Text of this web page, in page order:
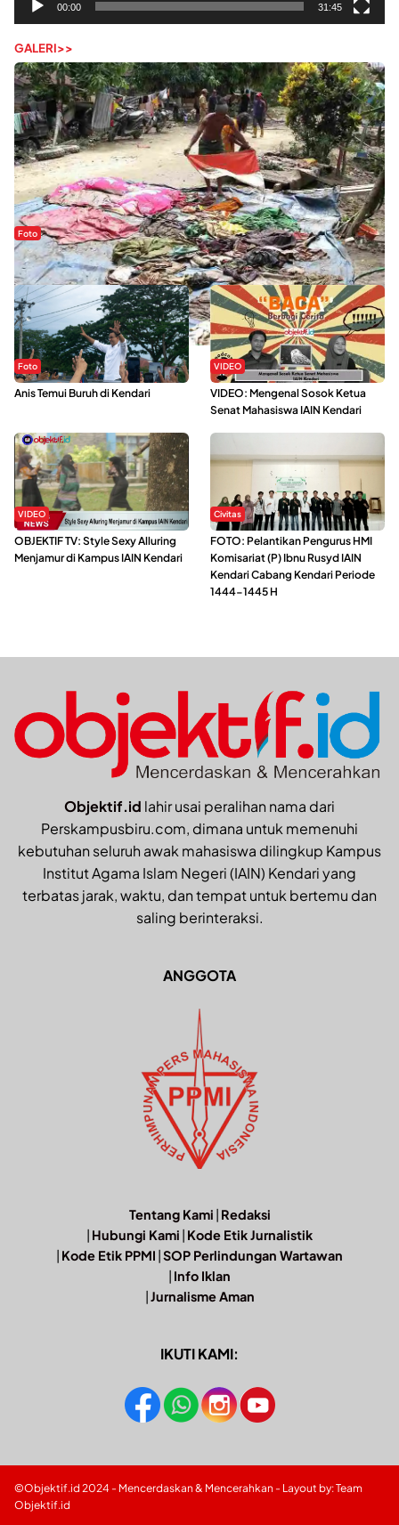
00:00 31:45
GALERI>>
Foto
Sejak Banjir Bandang, Warga Butuhkan Air Bersih
Foto
Anis Temui Buruh di Kendari
VIDEO
VIDEO: Mengenal Sosok Ketua
Senat Mahasiswa IAIN Kendari
VIDEO
OBJEKTIF TV: Style Sexy Alluring
Menjamur di Kampus IAIN Kendari
Civitas
FOTO: Pelantikan Pengurus HMI
Komisariat (P) Ibnu Rusyd IAIN
Kendari Cabang Kendari Periode
1444-1445 H
Objektif.id lahir usai peralihan nama dari
Perskampusbiru.com, dimana untuk memenuhi
kebutuhan seluruh awak mahasiswa dilingkup Kampus
Institut Agama Islam Negeri (IAIN) Kendari yang
terbatas jarak, waktu, dan tempat untuk bertemu dan
saling berinteraksi.
ANGGOTA
Tentang Kami | Redaksi
| Hubungi Kami | Kode Etik Jurnalistik
| Kode Etik PPMI |SOP Perlindungan Wartawan
| Info Iklan
|Jurnalisme Aman
IKUTI KAMI:
©Objektif.id 2024 - Mencerdaskan & Mencerahkan - Layout by: Team
Objektif.id